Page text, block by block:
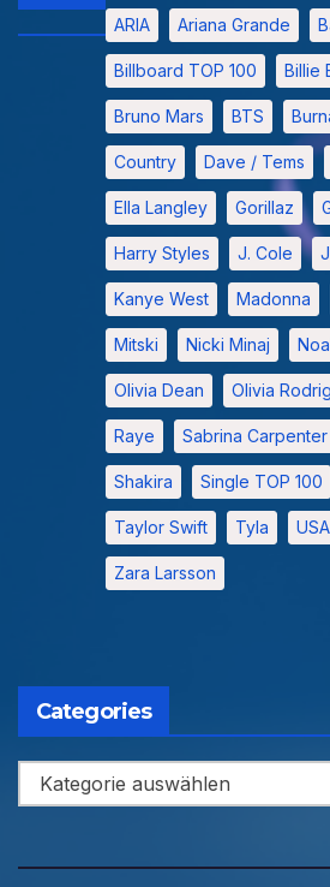
ARIA Ariana Grande
Billboard TOP 100 Billie
Bruno Mars BTS
Country Dave / Tems
Ella Langley Gorillaz
Harry Styles J. Cole
Kanye West Madonna
Mitski Nicki Minaj
Olivia Dean Olivia
Raye Sabrina Carpenter
Shakira Single TOP 100
Taylor Swift Tyla USA
Zara Larsson
Categories
Categories